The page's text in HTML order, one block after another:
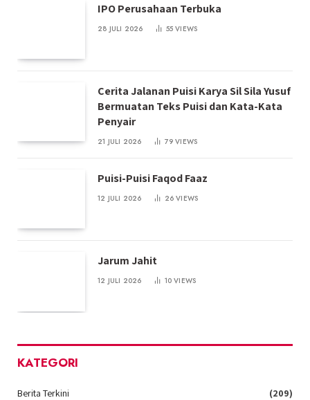
IPO Perusahaan Terbuka
28 JULI 2026 55VIEWS
Cerita Jalanan Puisi Karya Sil Sila Yusuf
Bermuatan Teks Puisi dan Kata-Kata
Penyair
21 JULI 2026 79VIEWS
Puisi-Puisi Faqod Faaz
12 JULI 2026 26VIEWS
Jarum Jahit
12 JULI 2026 10VIEWS
KATEGORI
Berita Terkini
(209)